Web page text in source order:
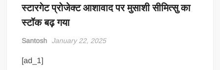
स्टारगेट प्रोजेक्ट आशावाद पर मुसाशी सीमित्सु का
स्टॉक बढ़ गया
Santosh January 22, 2025
[ad_1]